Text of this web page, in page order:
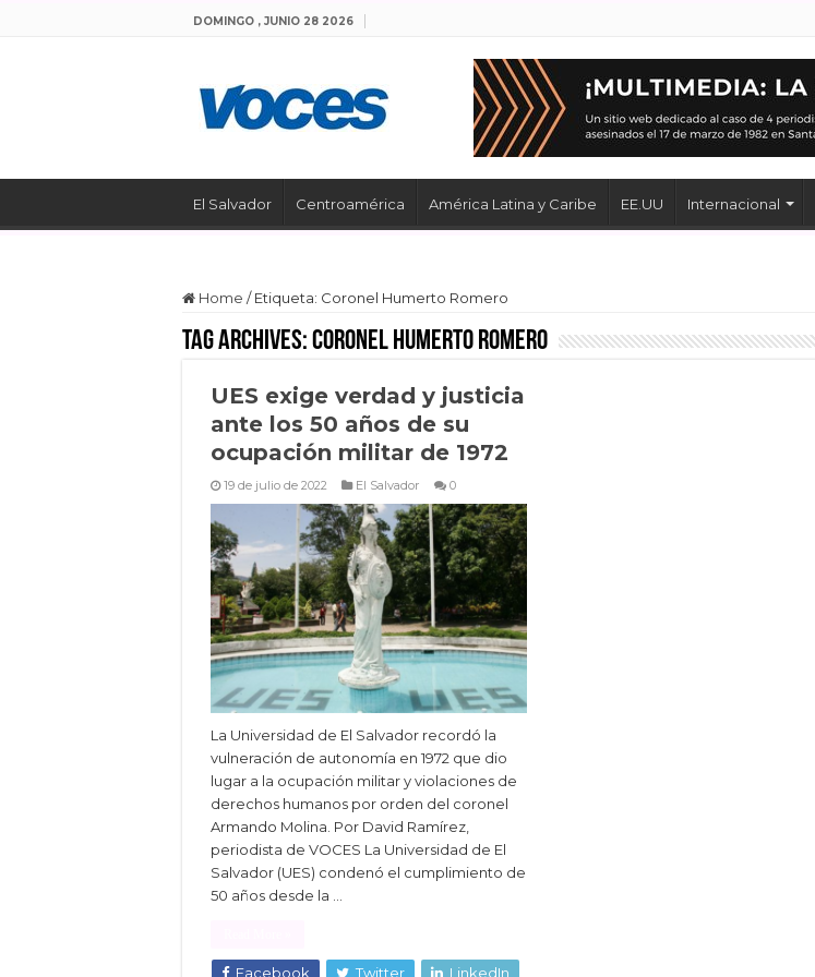
DOMINGO , JUNIO 28 2026
El Salvador Centroamérica América Latina y Caribe EE.UU Internacional
Home / Etiqueta: Coronel Humerto Romero
Tag Archives:Coronel Humerto Romero
UES exige verdad y justicia
ante los 50 años de su
ocupación militar de 1972
19 de julio de 2022 El Salvador 0
La Universidad de El Salvador recordó la
vulneración de autonomía en 1972 que dio
lugar a la ocupación militar y violaciones de
derechos humanos por orden del coronel
Armando Molina. Por David Ramírez,
periodista de VOCES La Universidad de El
Salvador (UES) condenó el cumplimiento de
50 años desde la …
Facebook Twitter LinkedIn